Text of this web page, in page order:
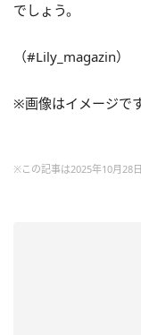
でしょう。
（#Lily_magazin）
※画像はイメージで
※この記事は2025年10月28